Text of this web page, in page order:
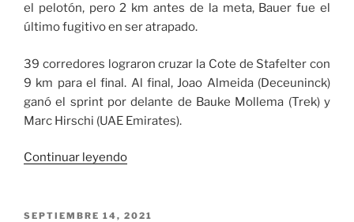
el pelotón, pero 2 km antes de la meta, Bauer fue el
último fugitivo en ser atrapado.
39 corredores lograron cruzar la Cote de Stafelter con
9 km para el final. Al final, Joao Almeida (Deceuninck)
ganó el sprint por delante de Bauke Mollema (Trek) y
Marc Hirschi (UAE Emirates).
Continuar leyendo«Almeida
primera
PUBLICADO
SEPTIEMBRE 14, 2021